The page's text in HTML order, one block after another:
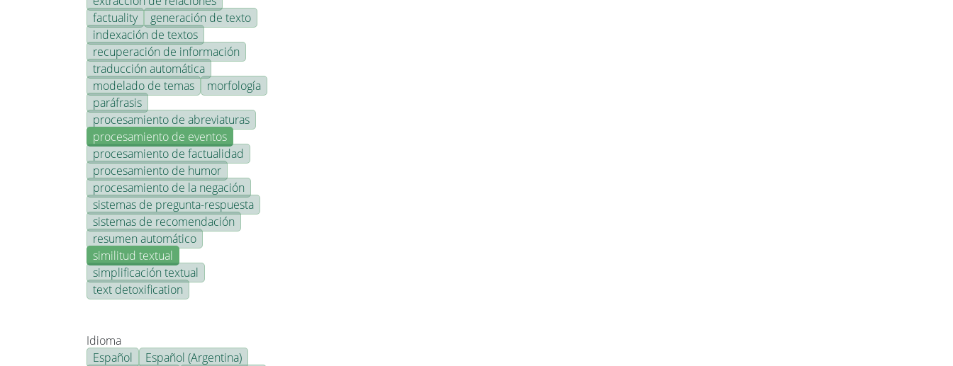
factuality
generación de texto
indexación de textos
recuperación de información
traducción automática
modelado de temas
morfología
paráfrasis
procesamiento de abreviaturas
procesamiento de eventos
procesamiento de factualidad
procesamiento de humor
procesamiento de la negación
sistemas de pregunta-respuesta
sistemas de recomendación
resumen automático
similitud textual
simplificación textual
text detoxification
Idioma
Español
Español (Argentina)